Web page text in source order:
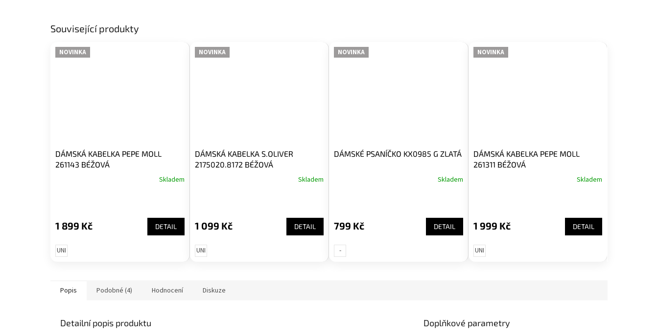
Související produkty
NOVINKA
DÁMSKÁ KABELKA PEPE MOLL
261143 BÉŽOVÁ
Skladem
1 899 Kč DETAIL
UNI
NOVINKA
DÁMSKÁ KABELKA S.OLIVER
2175020.8172 BÉŽOVÁ
Skladem
1 099 Kč DETAIL
UNI
NOVINKA
DÁMSKÉ PSANÍČKO KX0985 G ZLATÁ
Skladem
799 Kč DETAIL
-
UNI-
NOVINKA
DÁMSKÁ KABELKA PEPE MOLL
261311 BÉŽOVÁ
Skladem
1 999 Kč DETAIL
UNI
Popis Podobné (4) Hodnocení Diskuze
Detailní popis produktu Doplňkové parametry